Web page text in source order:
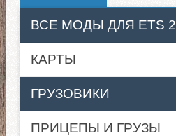
ВСЕ МОДЫ ДЛЯ ETS 2
КАРТЫ
ГРУЗОВИКИ
ПРИЦЕПЫ И ГРУЗЫ